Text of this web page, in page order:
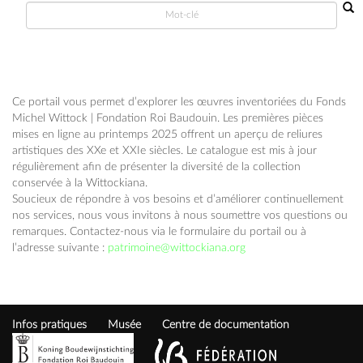
Ce portail vous permet d’explorer les œuvres inventoriées du Fonds
Michel Wittock | Fondation Roi Baudouin. Les premières pièces
mises en ligne au printemps 2025 offrent un aperçu de reliures
artistiques des XXe et XXIe siècles. Le catalogue est mis à jour
régulièrement afin de présenter la diversité de la collection
conservée à la Wittockiana.
Soucieux de répondre à vos besoins et d’améliorer continuellement
nos services, nous vous invitons à nous soumettre vos questions ou
remarques. Contactez-nous via le formulaire du portail ou à
l’adresse suivante : patrimoine@wittockiana.org
Infos pratiques Musée Centre de documentation